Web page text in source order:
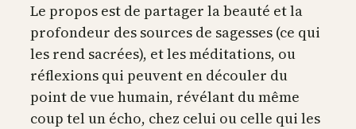
Le propos est de partager la beauté et la
profondeur des sources de sagesses (ce qui
les rend sacrées), et les méditations, ou
réflexions qui peuvent en découler du
point de vue humain, révélant du même
coup tel un écho, chez celui ou celle qui les